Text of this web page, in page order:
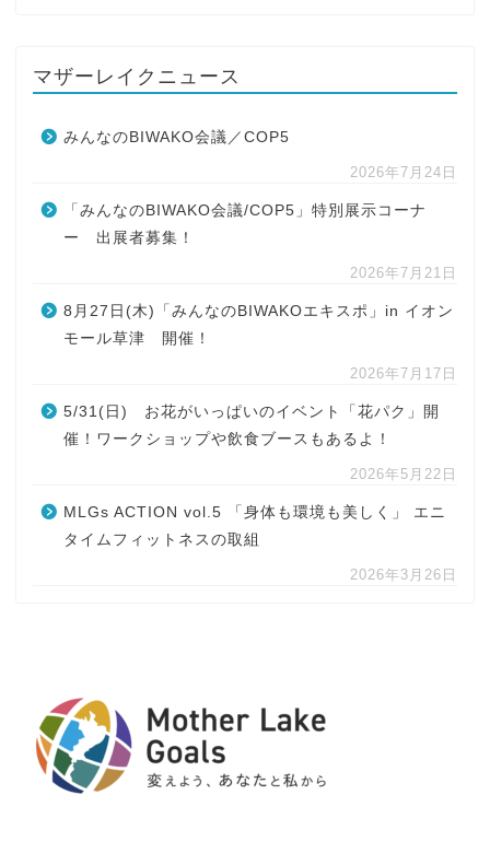
マザーレイクニュース
みんなのBIWAKO会議／COP5
2026年7月24日
「みんなのBIWAKO会議/COP5」特別展示コーナ
ー 出展者募集！
2026年7月21日
8月27日(木)「みんなのBIWAKOエキスポ」in イオン
モール草津 開催！
2026年7月17日
5/31(日) お花がいっぱいのイベント「花パク」開
催！ワークショップや飲食ブースもあるよ！
2026年5月22日
MLGs ACTION vol.5 「身体も環境も美しく」 エニ
タイムフィットネスの取組
2026年3月26日